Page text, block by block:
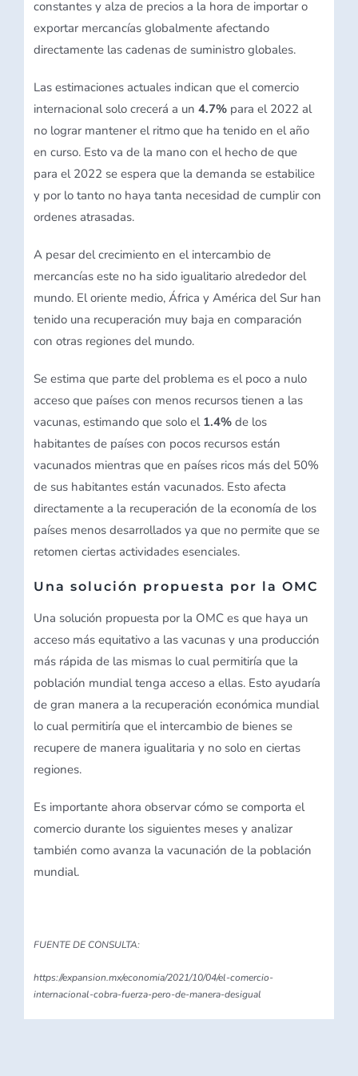
constantes y alza de precios a la hora de importar o
exportar mercancías globalmente afectando
directamente las cadenas de suministro globales.
Las estimaciones actuales indican que el comercio
internacional solo crecerá a un4.7% para el 2022 al
no lograr mantener el ritmo que ha tenido en el año
en curso. Esto va de la mano con el hecho de que
para el 2022 se espera que la demanda se estabilice
y por lo tanto no haya tanta necesidad de cumplir con
ordenes atrasadas.
A pesar del crecimiento en el intercambio de
mercancías este no ha sido igualitario alrededor del
mundo. El oriente medio, África y América del Sur han
tenido una recuperación muy baja en comparación
con otras regiones del mundo.
Se estima que parte del problema es el poco a nulo
acceso que países con menos recursos tienen a las
vacunas, estimando que solo el 1.4% de los
habitantes de países con pocos recursos están
vacunados mientras que en países ricos más del 50%
de sus habitantes están vacunados. Esto afecta
directamente a la recuperación de la economía de los
países menos desarrollados ya que no permite que se
retomen ciertas actividades esenciales.
Una solución propuesta por la OMC
Una solución propuesta por la OMC es que haya un
acceso más equitativo a las vacunas y una producción
más rápida de las mismas lo cual permitiría que la
población mundial tenga acceso a ellas. Esto ayudaría
de gran manera a la recuperación económica mundial
lo cual permitiría que el intercambio de bienes se
recupere de manera igualitaria y no solo en ciertas
regiones.
Es importante ahora observar cómo se comporta el
comercio durante los siguientes meses y analizar
también como avanza la vacunación de la población
mundial.
FUENTE DE CONSULTA:
https://expansion.mx/economia/2021/10/04/el-comercio-
internacional-cobra-fuerza-pero-de-manera-desigual